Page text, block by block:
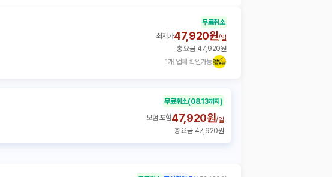
1개 업체 확인가능
무료취소
최저가47,920원/일
총 요금 47,920원
무료취소(08.13까지)
보험 포함47,920원/일
총 요금 47,920원